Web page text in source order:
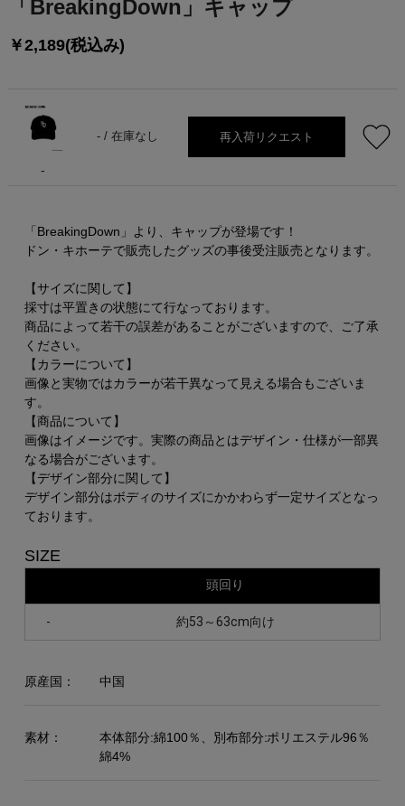
「BreakingDown」キャップ
￥2,189(税込み)
-
- /在庫なし 再入荷リクエスト
「BreakingDown」より、キャップが登場です！
ドン・キホーテで販売したグッズの事後受注販売となります。
【サイズに関して】
採寸は平置きの状態にて行なっております。
商品によって若干の誤差があることがございますので、ご了承
ください。
【カラーについて】
画像と実物ではカラーが若干異なって見える場合もございま
す。
【商品について】
画像はイメージです。実際の商品とはデザイン・仕様が一部異
なる場合がございます。
【デザイン部分に関して】
デザイン部分はボディのサイズにかかわらず一定サイズとなっ
ております。
SIZE
頭回り
- 約53～63cm向け
原産国： 中国
素材：
本体部分:綿100％、別布部分:ポリエステル96％
綿4%